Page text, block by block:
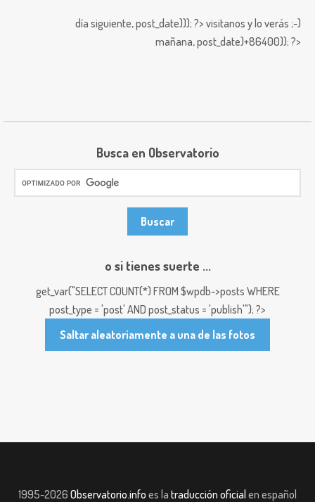
día siguiente,post_date))); ?> visitanos y lo verás ;-)
mañana,post_date)+86400)); ?>
Busca en Observatorio
o si tienes suerte ...
get_var("SELECT COUNT(*) FROM $wpdb->posts WHERE
post_type = 'post' AND post_status = 'publish'"); ?>
Saltar aleatoriamente a una de las fotos
1995-2026 Observatorio.info es la traducción oficial en español